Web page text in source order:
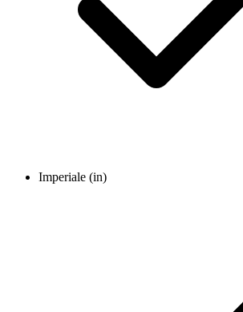
Imperiale (in)